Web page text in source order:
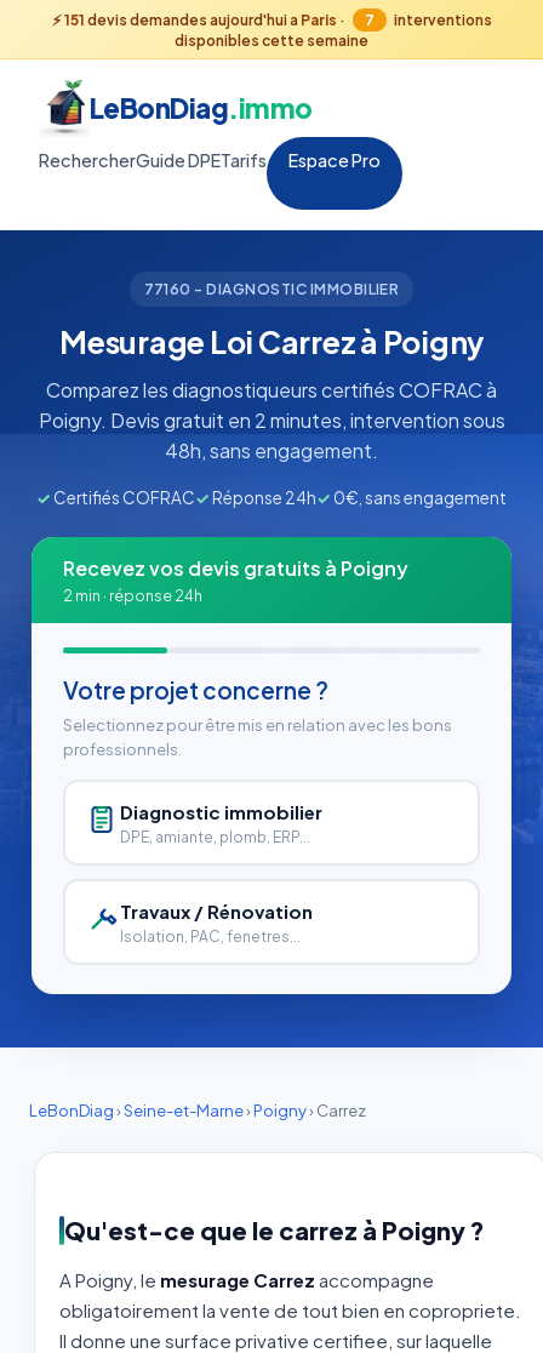
⚡151 devis demandes aujourd'hui a Paris · 7
interventions
disponibles cette semaine
LeBonDiag.immo
RechercherGuide DPETarifs Espace Pro
77160 - DIAGNOSTIC IMMOBILIER
Mesurage Loi Carrez à Poigny
Comparez les diagnostiqueurs certifiés COFRAC à
Poigny. Devis gratuit en 2 minutes, intervention sous
48h, sans engagement.
✓ Certifiés COFRAC✓Réponse 24h✓ 0€, sans engagement
Recevez vos devis gratuits à Poigny
2 min · réponse 24h
Votre projet concerne ?
Selectionnez pour être mis en relation avec les bons
professionnels.
Diagnostic immobilier
DPE, amiante, plomb, ERP...
Travaux / Rénovation
Isolation, PAC, fenetres...
LeBonDiag›Seine-et-Marne›Poigny›Carrez
Qu'est-ce que le carrez à Poigny ?
A Poigny, le mesurage Carrez accompagne
obligatoirement la vente de tout bien en copropriete.
Il donne une surface privative certifiee, sur laquelle